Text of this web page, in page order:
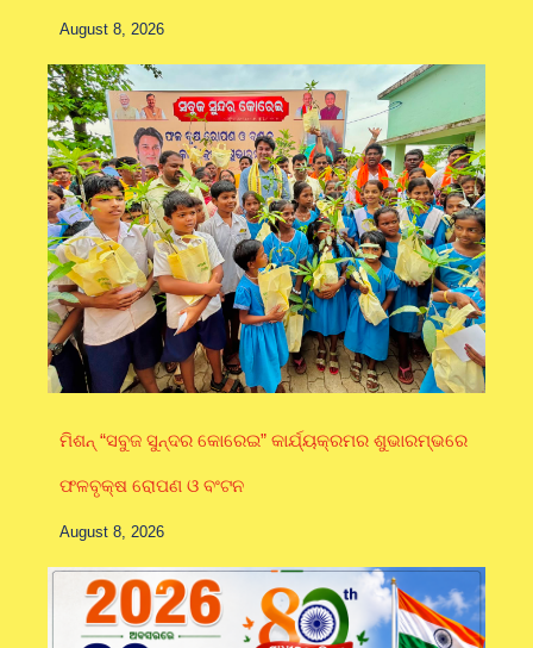
August 8, 2026
ମିଶନ୍ “ସବୁଜ ସୁନ୍ଦର କୋରେଇ” କାର୍ଯ୍ୟକ୍ରମର ଶୁଭାରମ୍ଭରେ
ଫଳବୃକ୍ଷ ରୋପଣ ଓ ବଂଟନ
August 8, 2026